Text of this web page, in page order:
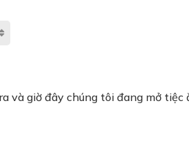
và giờ đây chúng tôi đang mở